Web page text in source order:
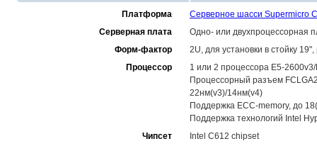
Платформа
Серверное шасси Supermicro
Серверная плата
Одно- или двухпроцессорная
Форм-фактор
2U, для установки в стойку
Процессор
1 или 2 процессора E5-
Процессорный разъем
22нм(v3)/14нм(v4)
Поддержка ECC-memory, до
Поддержка технологий Intel
Чипсет
Intel C612 chipset